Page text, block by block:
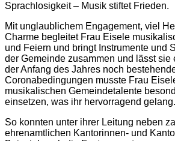
Sprachlosigkeit – Musik stiftet Frieden.
Mit unglaublichem Engagement, viel
Charme begleitet Frau Eisele
und Feiern und bringt Instrumente und
der Gemeinde zusammen und lässt sie
der Anfang des Jahres noch
Coronabedingungen musste Frau
musikalischen Gemeindetalente
einsetzen, was ihr hervorragend gelang.
So konnten unter ihrer Leitung neben
ehrenamtlichen Kantorinnen- und